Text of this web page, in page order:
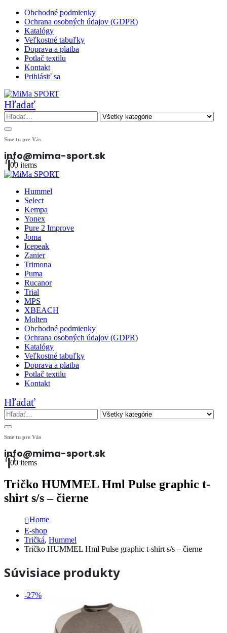
Obchodné podmienky
Ochrana osobných údajov (GDPR)
Katalógy
Veľkostné tabuľky
Doprava a platba
Potlač textilu
Kontakt
Prihlásiť sa
Hľadať
Sme tu pre Vás
info@mima-sport.sk
00 items
Hummel
Select
Kempa
Yonex
Pure 2 Improve
Joma
Icepeak
Zanier
Trimona
Puma
Rucanor
Trial
MPS
XBEACH
Molten
Obchodné podmienky
Ochrana osobných údajov (GDPR)
Katalógy
Veľkostné tabuľky
Doprava a platba
Potlač textilu
Kontakt
Hľadať
Sme tu pre Vás
info@mima-sport.sk
00 items
Tričko HUMMEL Hml Pulse graphic t-
shirt s/s – čierne
Home
E-shop
Tričká, Hummel
Tričko HUMMEL Hml Pulse graphic t-shirt s/s – čierne
Súvisiace produkty
-27%